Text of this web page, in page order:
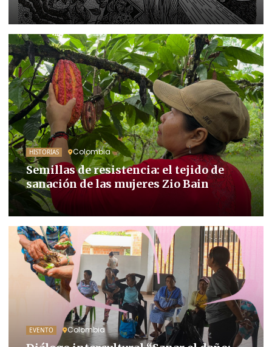
HISTORIAS Colombia
Semillas de resistencia: el tejido de
sanación de las mujeres Zio Bain
EVENTO Colombia